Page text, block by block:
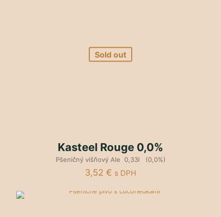
Sold out
Kasteel Rouge 0,0%
Pšeničný višňový Ale 0,33l (0,0%)
3,52 € s DPH